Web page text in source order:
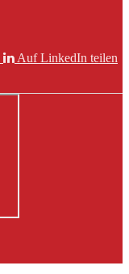
Auf LinkedIn teilen